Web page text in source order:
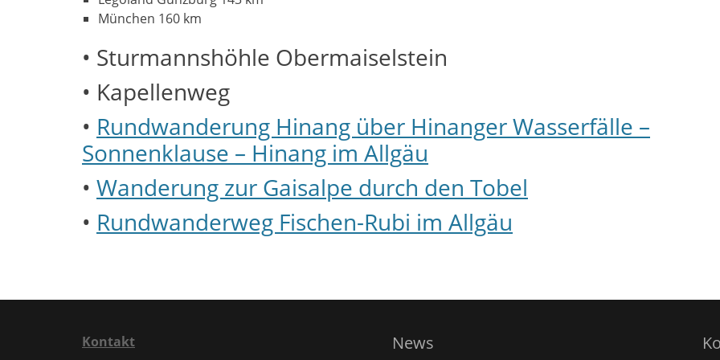
München 160 km
• Sturmannshöhle Obermaiselstein
• Kapellenweg
• Rundwanderung Hinang über Hinanger Wasserfälle –
Sonnenklause – Hinang im Allgäu
• Wanderung zur Gaisalpe durch den Tobel
• Rundwanderweg Fischen-Rubi im Allgäu
Kontakt News